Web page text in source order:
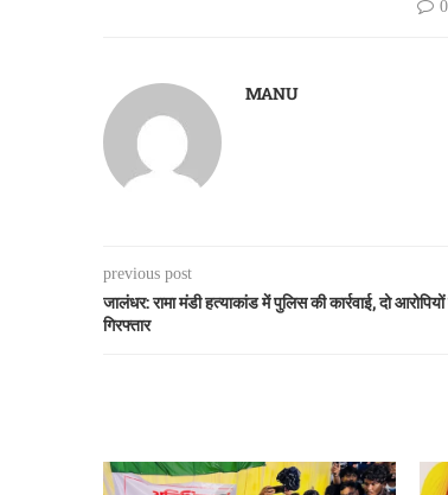
MANU
previous post
जालंधर: रामा मंडी हत्याकांड में पुलिस की कार्रवाई, दो
गिरफ्तार